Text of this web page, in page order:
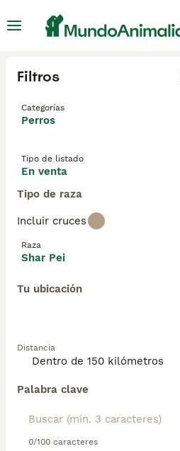
Filtros
Categorías
Perros
Tipo de listado
En venta
Tipo de raza
Incluir cruces
Raza
Shar Pei
Tu ubicación
Distancia
Palabra clave
0/100 caracteres